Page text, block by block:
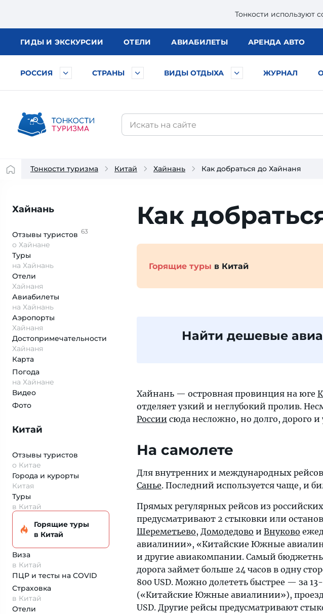
Тонкости используют
ГИДЫ И ЭКСКУРСИИ ОТЕЛИ АВИАБИЛЕТЫ АРЕНДА АВТО
РОССИЯ СТРАНЫ ВИДЫ ОТДЫХА ЖУРНАЛ
Тонкости туризма Китай Хайнань Как добраться до Хайнаня
Хайнань
Отзывы туристов 63
о Хайнане
Туры
на Хайнань
Отели
Хайнаня
Авиабилеты
на Хайнань
Аэропорты
Хайнаня
Достопримеча­тельности
Хайнаня
Карта
Погода
на Хайнане
Видео
Фото
Китай
Отзывы туристов
о Китае
Города и курорты
Китая
Туры
в Китай
Горящие туры
в Китай
Виза
в Китай
ПЦР и тесты на COVID
Страховка
в Китай
Отели
Как
Горящие туры в Китай
Найти дешевые
Хайнань — островная провинция на юге
отделяет узкий и неглубокий пролив.
России сюда несложно, но долго, дорого
На самолете
Для внутренних и международных
Санье. Последний используется чаще, и
Прямых регулярных рейсов из
предусматривают 2 стыковки или
Шереметьево, Домодедово и Внуково
авиалинии», «Китайские Южные
и другие авиакомпании. Самый
дорога займет больше 24 часов в одну
800 USD. Можно долететь быстрее — за 13-
(«Китайские Южные авиалинии»), проезд
USD. Другие рейсы предусматривают